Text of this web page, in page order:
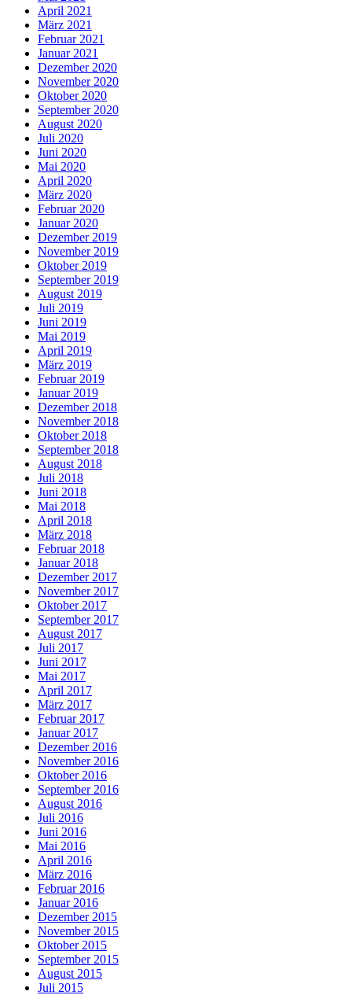
April 2021
März 2021
Februar 2021
Januar 2021
Dezember 2020
November 2020
Oktober 2020
September 2020
August 2020
Juli 2020
Juni 2020
Mai 2020
April 2020
März 2020
Februar 2020
Januar 2020
Dezember 2019
November 2019
Oktober 2019
September 2019
August 2019
Juli 2019
Juni 2019
Mai 2019
April 2019
März 2019
Februar 2019
Januar 2019
Dezember 2018
November 2018
Oktober 2018
September 2018
August 2018
Juli 2018
Juni 2018
Mai 2018
April 2018
März 2018
Februar 2018
Januar 2018
Dezember 2017
November 2017
Oktober 2017
September 2017
August 2017
Juli 2017
Juni 2017
Mai 2017
April 2017
März 2017
Februar 2017
Januar 2017
Dezember 2016
November 2016
Oktober 2016
September 2016
August 2016
Juli 2016
Juni 2016
Mai 2016
April 2016
März 2016
Februar 2016
Januar 2016
Dezember 2015
November 2015
Oktober 2015
September 2015
August 2015
Juli 2015